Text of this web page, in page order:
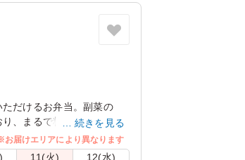
だけるお弁当。副菜の
、まるで料亭でお召し上
します。
続きを見る
お届けエリアにより異なります
11(火) 12(水)